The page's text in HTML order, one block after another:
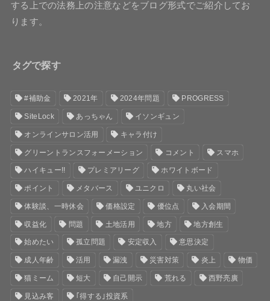
する上での法務上の注意などをブログ形式でご紹介してお
ります。
タグで探す
#補助金 2021年 2024年問題 PROGRESS
SiteLock あっちゃん イソンギュン
オンラインサロン活用 キャラ付け
グリーントランスフォーメーション コメント スマホ
ハイキュー!! プレミアリーグ ホワイトボード
ポイント メタバース ユニクロ 丸い社会
体験談、一時休会 価格設定 優位点 入会期間
収益化 問題 土地活用 地方 地方創生
始めたい 孤立問題 安定収入 意思決定
成人年齢 活用 漏洩 災害対策 炎上 物価
猫ミーム 短大 自己開示 荒れる 西野亮廣
見込み客 ｢得する｣投資系